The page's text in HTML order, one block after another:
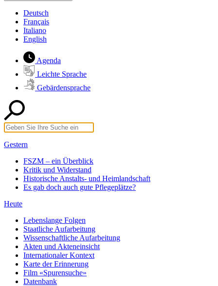
Deutsch
Français
Italiano
English
Agenda
Leichte Sprache
Gebärdensprache
Gestern
FSZM – ein Überblick
Kritik und Widerstand
Historische Anstalts- und Heimlandschaft
Es gab doch auch gute Pflegeplätze?
Heute
Lebenslange Folgen
Staatliche Aufarbeitung
Wissenschaftliche Aufarbeitung
Akten und Akteneinsicht
Internationaler Kontext
Karte der Erinnerung
Film «Spurensuche»
Datenbank